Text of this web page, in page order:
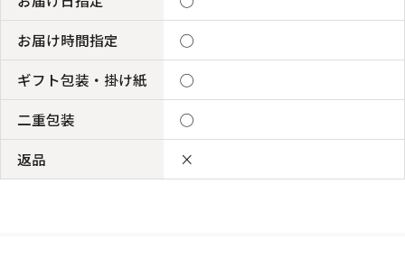
お届け時間指定
◯
ギフト包装・掛け紙
◯
二重包装
◯
返品
×